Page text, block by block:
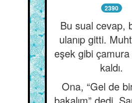
2390
Bu sual cevap,
ulanıp gitti.
eşek gibi çamura
kaldı.
Ona, “Gel de